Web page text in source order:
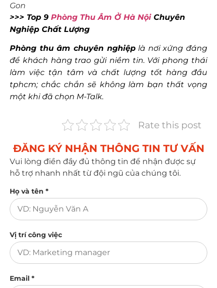
Gon
>>> Top 9 Phòng Thu Âm Ở Hà NộiChuyên
Nghiệp Chất Lượng
Phòng thu âm chuyên nghiệplà nơi xứng đáng
để khách hàng trao gửi niềm tin. Với phong thái
làm việc tận tâm và chất lượng tốt hàng đầu
tphcm; chắc chắn sẽ không làm bạn thất vọng
một khi đã chọn M-Talk.
Rate this post
ĐĂNG KÝ NHẬN THÔNG TIN TƯ VẤN​
Vui lòng điền đầy đủ thông tin để nhận được sự
hỗ trợ nhanh nhất từ đội ngũ của chúng tôi.
Họ và tên *
Vị trí công việc
Email *